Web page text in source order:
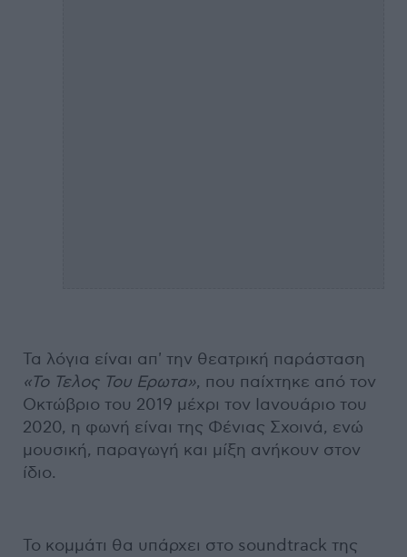
Τα λόγια είναι απ' την θεατρική παράσταση
«Το Τελος Του Ερωτα», που παίχτηκε από τον
Οκτώβριο του 2019 μέχρι τον Ιανουάριο του
2020, η φωνή είναι της Φένιας Σχοινά, ενώ
μουσική, παραγωγή και μίξη ανήκουν στον
ίδιο.
Το κομμάτι θα υπάρχει στο soundtrack της